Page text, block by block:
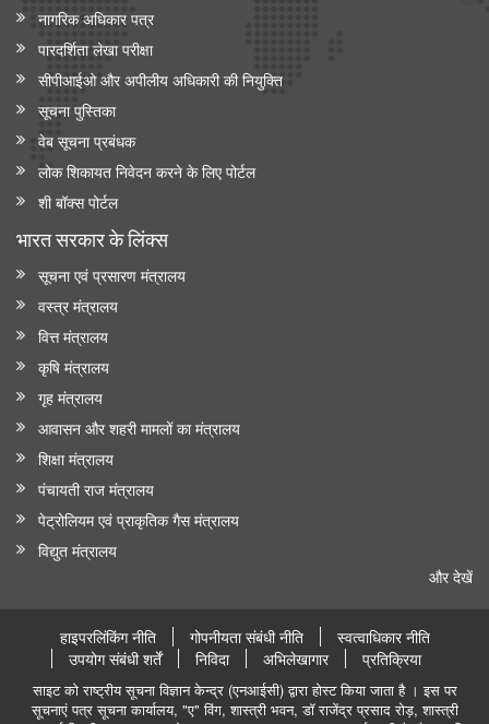
नागरिक अधिकार पत्र
पारदर्शिता लेखा परीक्षा
सीपीआईओ और अपी‍लीय अधिकारी की नियुक्ति
सूचना पुस्तिका
वेब सूचना प्रबंधक
लोक शिकायत निवेदन करने के लिए पोर्टल
शी बॉक्स पोर्टल
भारत सरकार के लिंक्‍स
सूचना एवं प्रसारण मंत्रालय
वस्त्र मंत्रालय
वित्त मंत्रालय
कृषि मंत्रालय
गृह मंत्रालय
आवासन और शहरी मामलों का मंत्रालय
शिक्षा मंत्रालय
पंचायती राज मंत्रालय
पेट्रोलियम एवं प्राकृतिक गैस मंत्रालय
विद्युत मंत्रालय
और देखें
हाइपरलिंकिंग नीति गोपनीयता संबंधी नीति
स्वत्वाधिकार नीति
उपयोग संबंधी शर्तें
निविदा अभिलेखागार प्रतिक्रिया
साइट को राष्ट्रीय सूचना विज्ञान केन्द्र (एनआईसी) द्वारा होस्ट किया जाता है । इस पर
सूचनाएं पत्र सूचना कार्यालय, "ए" विंग, शास्त्री भवन, डॉ राजेंद्र प्रसाद रोड़, शास्त्री